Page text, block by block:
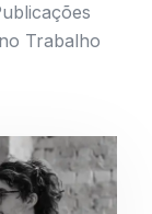
Trabalho